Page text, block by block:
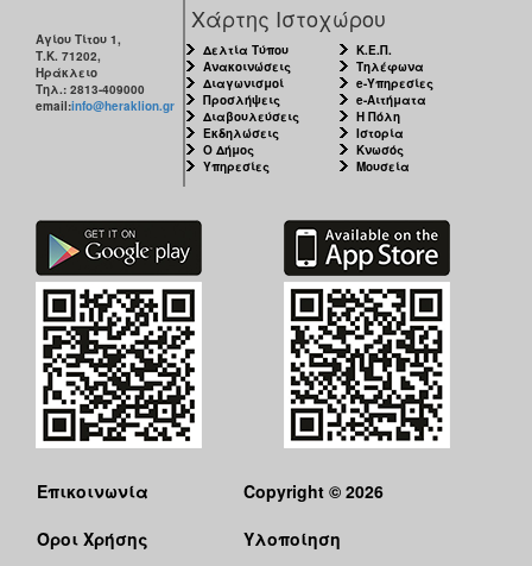
ΑΝΘΕΚΤΙΚΗ
ΠΟΛΗ
Αγίου Τίτου 1,
Τ.Κ. 71202,
Ηράκλειο
Τηλ.: 2813-409000
email:info@heraklion.gr
Χάρτης Ιστοχώρου
Δελτία Τύπου
Ανακοινώσεις
Διαγωνισμοί
Προσλήψεις
Διαβουλεύσεις
Εκδηλώσεις
Ο Δήμος
Υπηρεσίες
Κ.Ε.Π.
Τηλέφωνα
e-Υπηρεσίες
e-Αιτήματα
Η Πόλη
Ιστορία
Κνωσός
Μουσεία
Επικοινωνία
Όροι Χρήσης
Copyright © 2026
Υλοποίηση